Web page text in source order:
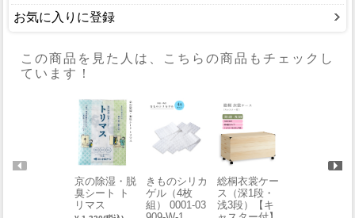
お気に入りに登録
この商品を見た人は、こちらの商品もチェックし
ています！
京の除湿・脱
臭シート ト
リマス
きものシリカ
ゲル（4枚
組） 0001-03
総桐衣裳ケー
ス（深1段・
浅3段）【キ